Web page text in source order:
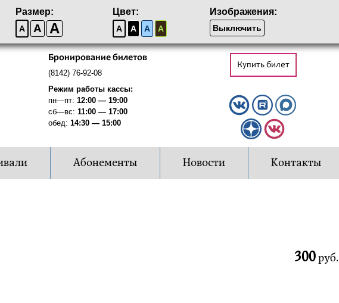
Размер:
A A A
Цвет:
A A A A
Изображения:
Выключить
Бронирование билетов
(8142) 76-92-08
Режим работы кассы:
пн—пт: 12:00 — 19:00
сб—вс: 11:00 — 17:00
обед: 14:30 — 15:00
Купить билет
Абонементы Новости Контакты
300руб.